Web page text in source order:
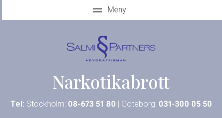
Narkotikabrott
Tel: Stockholm: 08-673 51 80 | Göteborg: 031-300 05 50